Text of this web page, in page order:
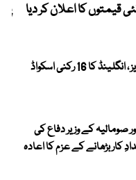
قیمتوں کا اعلان کر دیا
پاکستان کیخلاف ٹیسٹ سیریز ، انگلینڈ کا 16 رکنی اسکواڈ
صومالیہ کے وزیر دفاع کی
کار بڑھانے کے عزم کا اعادہ